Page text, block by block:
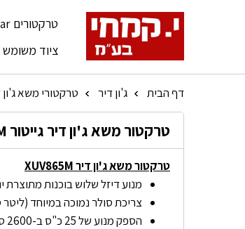
טרקטורים Yanmar
ציוד משומש
דף הבית » ג'ון דיר » טרקטורי משא ג'ון
טרקטור משא ג'ון דיר גייטור XUV865M עם מזגן
טרקטור משא ג'ון דיר XUV865M
מנוע דיזל שלוש בוכנות
צריכת סולר נמוכה במיוחד (ליטר סולר
הספק מנוע של 25 כ"ס ב-2600 סל"ד